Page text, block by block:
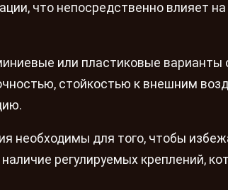
что непосредственно влияет
или пластиковые варианты
стойкостью к внешним
необходимы для того, чтобы
регулируемых креплений,